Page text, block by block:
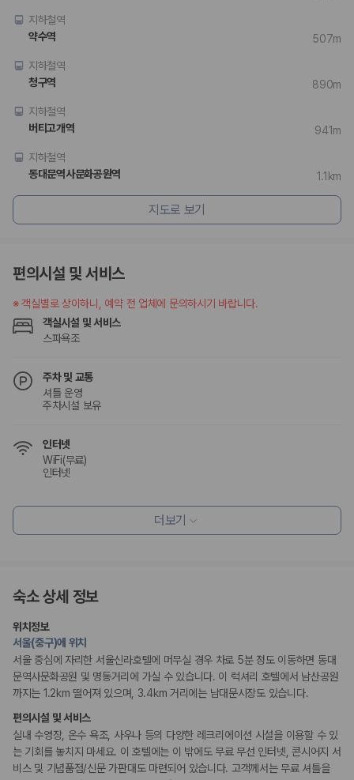
가족 여행, 짐이 많은 여행, 장거리 이동에 적합하며 보험 조건과 차
량 연식을 함께 비교하는 것이 좋습니다.
단체 여행이나 4인 이상 가족 여행에 적합하며 인원수, 짐 공간, 보
험 조건을 함께 확인해야 합니다.
제주렌트카 보험까지 비교해야 진짜 가격비교입
동일한 차량이라도 보험 조건에 따라 실제 부담 금액이 달라질 수 있습니
건을 함께 확인할 수 있도록 돕습니다.
슈퍼자차:더 높은 보장 조건을 원하는 사용자에게 적합합니다.
2000만 고객이 선택한 렌트카 가격비교 플랫폼
카모아는 제주렌트카부터 국내·해외 렌트카까지 비교할 수 있는 렌트카 가
누적 이용 고객수
20,871,562명
예약 가능 차량
67,123대
전국 렌트카 지점
제주렌트카 가격비교 자주 묻는 질문
보험 조건, 예약 가능 차량을 한 번에 비교할 수 있습니다.
Q. 제주 렌트카 최저가는 무엇을 기준으로 비교해야 하나요?
Q. 제주공항 근처 렌트카도 비교할 수 있나요?
Q. 제주 렌트카 가격비교 시 보험도 함께 비교할 수 있나요?
Q. 가족 여행에는 어떤 제주 렌트카를 비교해야 하나요?
제주렌트카 가격비교 주요 링크
제주도 렌트카 실시간 최저가 가격비교
제주 렌트카 예약
국내 렌트카 가격비교
해외 렌트카 가격비교
지하철역
약수역
507m
지하철역
청구역
890m
지하철역
버티고개역
941m
지하철역
동대문역사문화공원역
1.1km
지도로 보기
편의시설 및 서비스
※객실별로 상이하니, 예약 전 업체에 문의하시기 바랍니다.
객실시설 및 서비스
스파욕조
주차 및 교통
셔틀 운영
주차시설 보유
인터넷
WiFi(무료)
인터넷
기념품 가게
정원
ATM/은행업무
엘리베이터
PC코너
리셉션 서비스
포터/벨보이
다국어 구사 가능 직원
주차 대행
콘시어지 서비스
짐 보관 서비스
드라이클리닝/세탁서비스
더보기
숙소 상세 정보
위치정보
서울(중구)에 위치
서울 중심에 자리한 서울신라호텔에 머무실 경우 차로 5분 정도 이동하면 동대
문역사문화공원 및 명동거리에 가실 수 있습니다. 이 럭셔리 호텔에서 남산공원
까지는 1.2km 떨어져 있으며, 3.4km 거리에는 남대문시장도 있습니다.
편의시설 및 서비스
실내 수영장, 온수 욕조, 사우나 등의 다양한 레크리에이션 시설을 이용할 수 있
는 기회를 놓치지 마세요. 이 호텔에는 이 밖에도 무료 무선 인터넷, 콘시어지 서
비스 및 기념품점/신문 가판대도 마련되어 있습니다. 고객께서는 무료 셔틀을